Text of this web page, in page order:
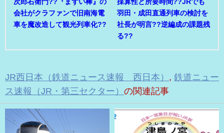
次郎右衛門??『まずい棒』の
会社がクラファンで旧南海電
車を魔改造して観光列車化??
採算性と所要時間??JRでも
羽田・成田直通列車の検討を
社長が明言??逆編成の課題残
る??
JR西日本（鉄道ニュース速報 西日本） , 鉄道ニュー
ス速報（JR・第三セクター） の関連記事